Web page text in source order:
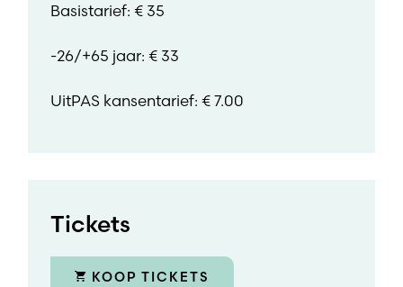
Basistarief: € 35
-26/+65 jaar: € 33
UitPAS kansentarief: € 7.00
Tickets
KOOP TICKETS